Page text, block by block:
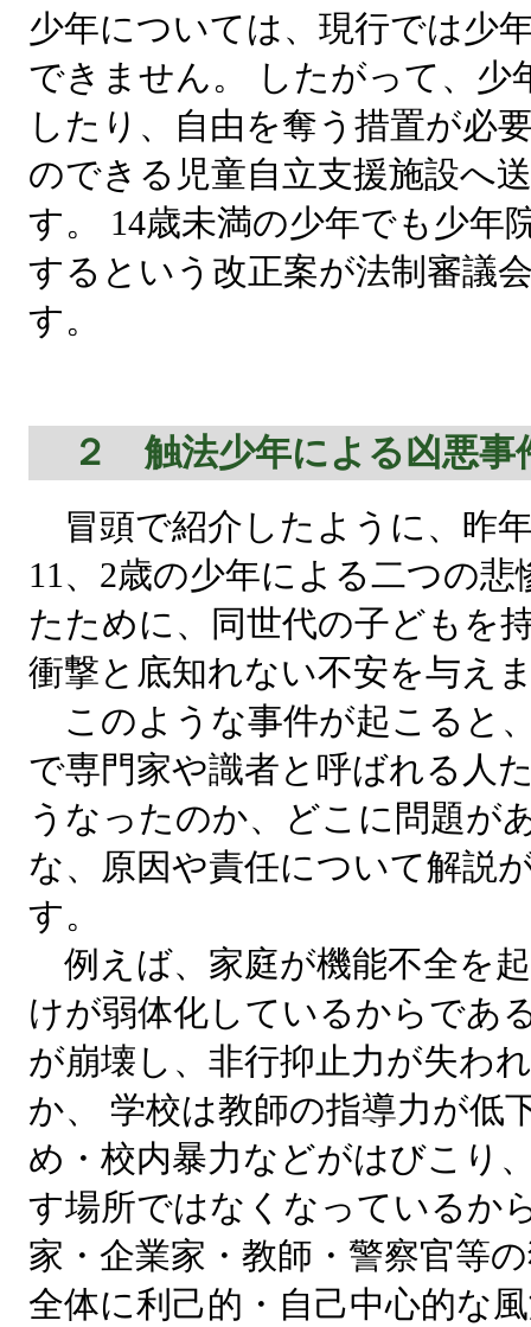
少年については、現行では少
できません。 したがって、少
したり、自由を奪う措置が必
のできる児童自立支援施設へ
す。 14歳未満の少年でも少年
するという改正案が法制審議
す。
２ 触法少年による凶悪事
冒頭で紹介したように、昨
11、2歳の少年による二つの
たために、同世代の子どもを
衝撃と底知れない不安を与え
このような事件が起こると
で専門家や識者と呼ばれる人
うなったのか、どこに問題が
な、原因や責任について解説
す。
例えば、家庭が機能不全を
けが弱体化しているからであ
が崩壊し、非行抑止力が失わ
か、 学校は教師の指導力が低
め・校内暴力などがはびこり
す場所ではなくなっているか
家・企業家・教師・警察官等
全体に利己的・自己中心的な